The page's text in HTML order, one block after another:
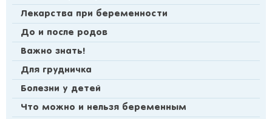
Лекарства при беременности
До и после родов
Важно знать!
Для грудничка
Болезни у детей
Что можно и нельзя беременным